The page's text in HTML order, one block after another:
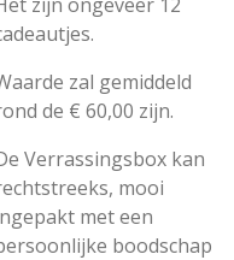
zal gemiddeld
de € 60,00 zijn.
Verrassingsbox kan
mooi
met een
boodschap